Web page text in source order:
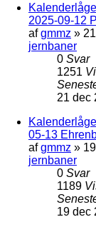
2025-09-12
afgmmz »
jernbaner
0 Svar
1251
21 dec
05-13
afgmmz »
jernbaner
0 Svar
1189
19 dec